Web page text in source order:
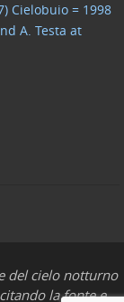
Cielobuio = 1998
A. Testa at
del cielo notturno
la fonte e